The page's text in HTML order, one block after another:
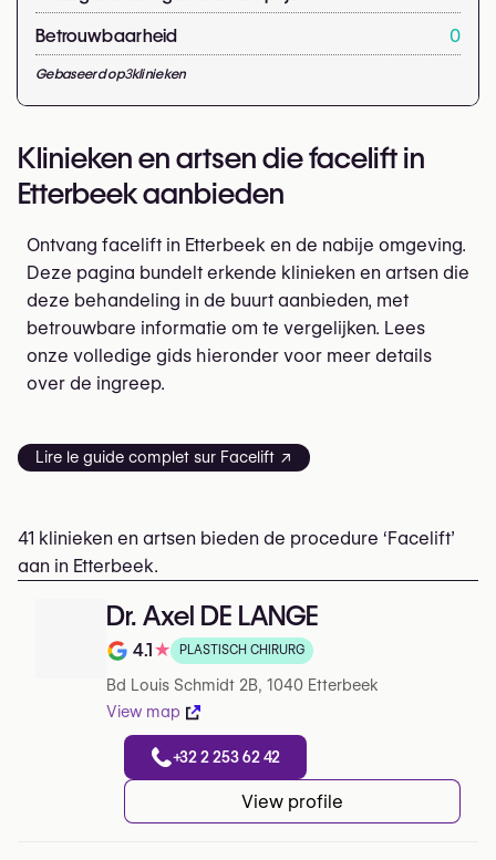
Betrouwbaarheid
0
Gebaseerd op3klinieken
Klinieken en artsen die facelift in
Etterbeek aanbieden
Ontvang facelift in Etterbeek en de nabije omgeving.
Deze pagina bundelt erkende klinieken en artsen die
deze behandeling in de buurt aanbieden, met
betrouwbare informatie om te vergelijken. Lees
onze volledige gids hieronder voor meer details
over de ingreep.
Lire le guide complet sur Facelift ↗
41 klinieken en artsen bieden de procedure ‘Facelift’
aan in Etterbeek.
Dr. Axel DE LANGE
Beoordeling op 5 op Google
4.1★ PLASTISCH CHIRURG
Bd Louis Schmidt 2B, 1040 Etterbeek
View map
+32 2 253 62 42
View profile